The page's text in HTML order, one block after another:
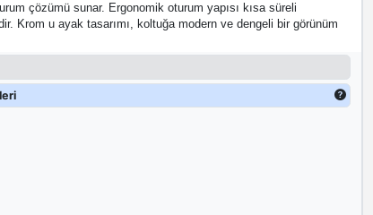
çözümü sunar. Ergonomik oturum yapısı kısa süreli
Krom u ayak tasarımı, koltuğa modern ve dengeli bir görünüm